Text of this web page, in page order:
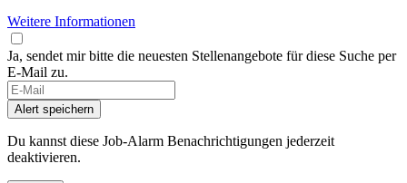
Weitere Informationen
Ja, sendet mir bitte die neuesten Stellenangebote für diese Suche per
E-Mail zu.
Alert speichern
Du kannst diese Job-Alarm Benachrichtigungen jederzeit
deaktivieren.